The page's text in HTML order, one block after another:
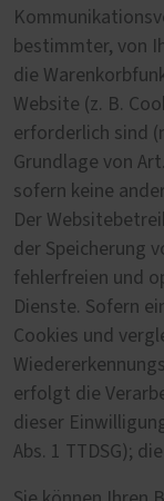
bestimmter, von
die
Website (z. B.
erforderlich sind
Grundlage von
sofern keine
Der
der Speicherung
fehlerfreien und
Dienste. Sofern
Cookies und
erfolgt die
dieser
Abs. 1 TTDSG);